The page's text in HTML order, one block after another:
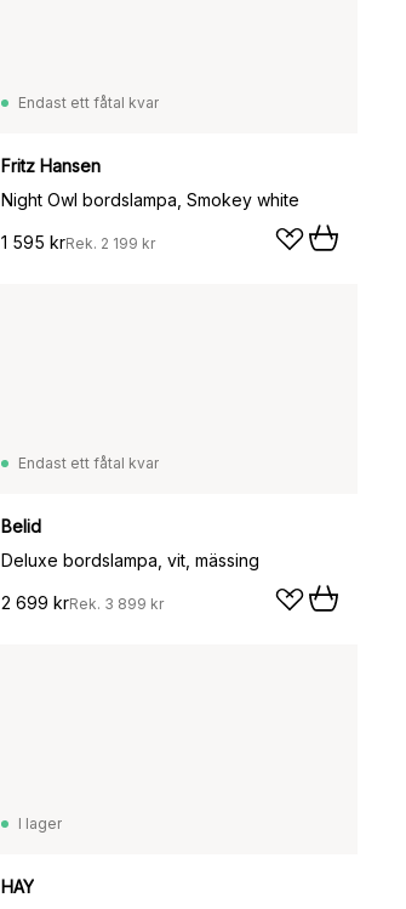
Endast ett fåtal kvar
Fritz Hansen
Night Owl bordslampa, Smokey white
1 595 krRek. 2 199 kr
Endast ett fåtal kvar
Belid
Deluxe bordslampa, vit, mässing
2 699 krRek. 3 899 kr
I lager
HAY